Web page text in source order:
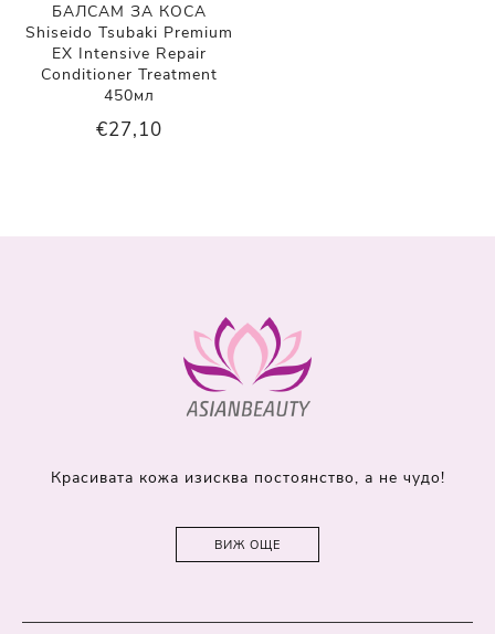
БАЛСАМ ЗА КОСА
Shiseido Tsubaki Premium
EX Intensive Repair
Conditioner Treatment
450мл
€27,10
Красивата кожа изисква постоянство, а не чудо!
ВИЖ ОЩЕ